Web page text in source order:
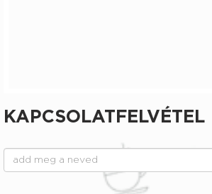
KAPCSOLATFELVÉTEL